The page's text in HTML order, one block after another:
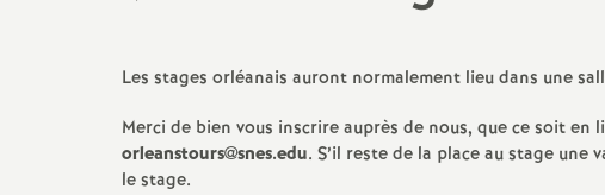
Appels / Communiqués
Audiences / Commissions
Permanences SNES
Compléments de service /
Les stages orléanais auront normalement lieu dans une
Merci de bien vous inscrire auprès de nous, que ce soit en
orleanstours@snes.edu. S’il reste de la place au stage
le stage.